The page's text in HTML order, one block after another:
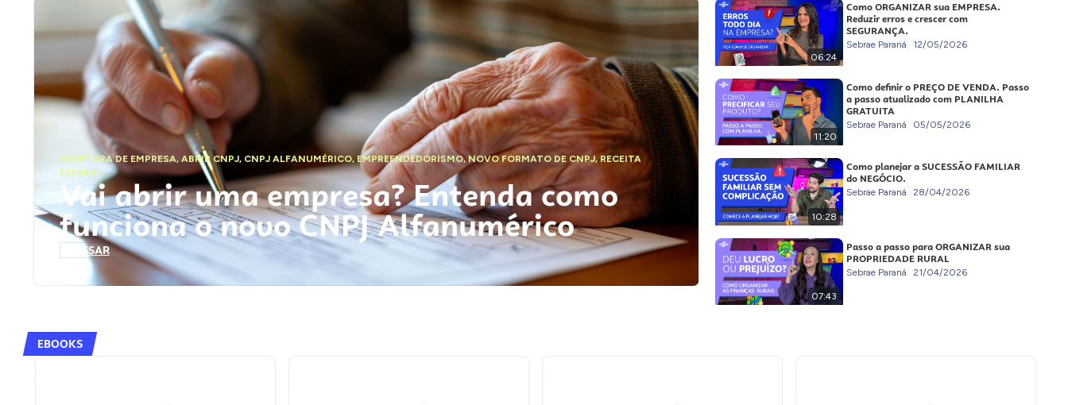
ABERTURA DE EMPRESA,ABRIR CNPJ, CNPJ ALFANUMÉRICO, EMPREENDEDORISMO,NOVO FORMATO DE CNPJ,RECEITA
FEDERAL
Vai abrir uma empresa? Entenda como
funciona o novo CNPJ Alfanumérico
ACESSAR
06:24
Como ORGANIZAR sua EMPRESA.
Reduzir erros e crescer com
SEGURANÇA.
Sebrae Paraná 12/05/2026
11:20
Como definir o PREÇO DE VENDA. Passo
a passo atualizado com PLANILHA
GRATUITA
Sebrae Paraná 05/05/2026
10:28
Como planejar a SUCESSÃO FAMILIAR
do NEGÓCIO.
Sebrae Paraná 28/04/2026
07:43
Passo a passo para ORGANIZAR sua
PROPRIEDADE RURAL
Sebrae Paraná 21/04/2026
EBOOKS